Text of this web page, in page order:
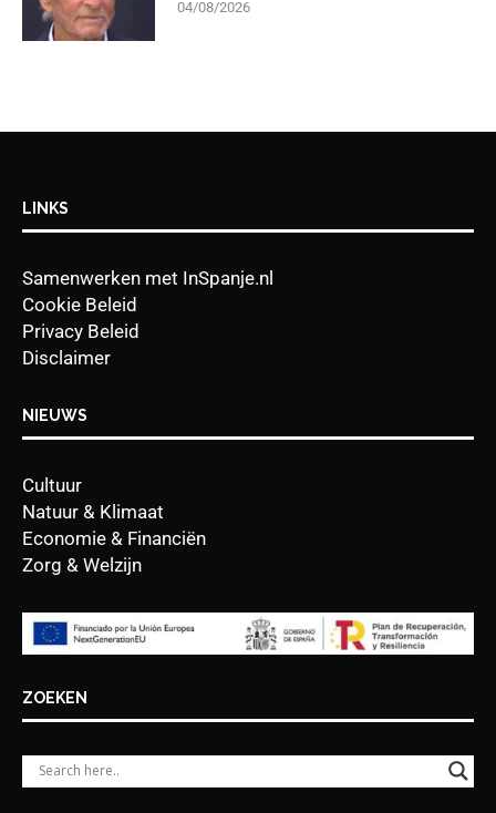
04/08/2026
LINKS
Samenwerken met InSpanje.nl
Cookie Beleid
Privacy Beleid
Disclaimer
NIEUWS
Cultuur
Natuur & Klimaat
Economie & Financiën
Zorg & Welzijn
ZOEKEN